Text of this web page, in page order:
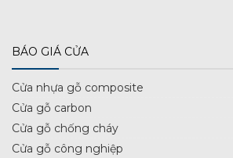
BÁO GIÁ CỬA
Cửa nhựa gỗ composite
Cửa gỗ carbon
Cửa gỗ chống cháy
Cửa gỗ công nghiệp